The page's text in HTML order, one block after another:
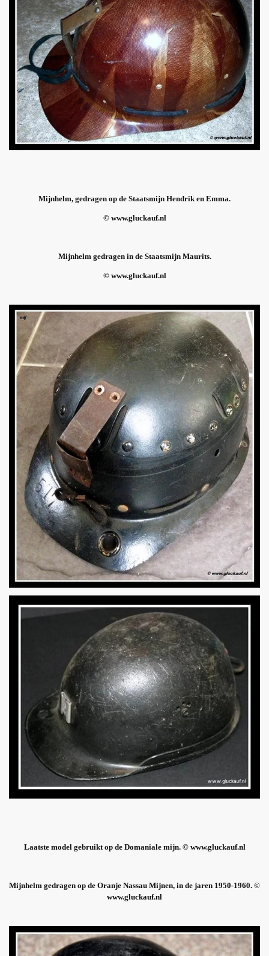
Mijnhelm, gedragen op de Staatsmijn Hendrik en Emma.
© www.gluckauf.nl
Mijnhelm gedragen in de Staatsmijn Maurits.
© www.gluckauf.nl
Laatste model gebruikt op de Domaniale mijn. © www.gluckauf.nl
Mijnhelm gedragen op de Oranje Nassau Mijnen, in de jaren 1950-1960. ©
www.gluckauf.nl